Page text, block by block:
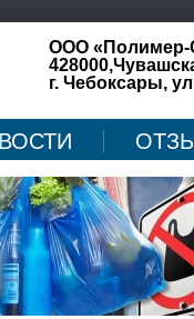
ООО «Полимер-
г. Чебоксары,